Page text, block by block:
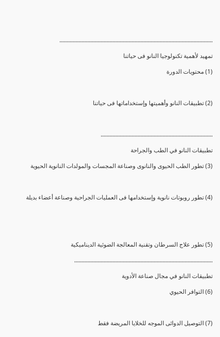
........................................................................................................
تمهيد لأهمية تكنولوجيا النانو فى حياتنا
(1) محتويات الدورة
(2) تطبيقات النانو وأهميتها وإستخداماتها فى حياتنا
............................................................................
تطبيقات النانو في الطب والجراحة
(3) تطور الطب الحيوى والنانوى وصناعة المجسات والمولدات النانوية الحيوية
(4) تطور روبوتات نانوية وإستخدامها فى العمليات الجراحية وصناعة أعضاء بديلة
(5) تطور علاج السرطان وتقنية المعالجة الضوئية الديناميكية
..............................................................................................
تطبيقات النانو في مجال صناعة الأدوية
(6) التوافر الحيوي
(7) التوصيل الدوائى الموجه للخلايا المريضة فقط